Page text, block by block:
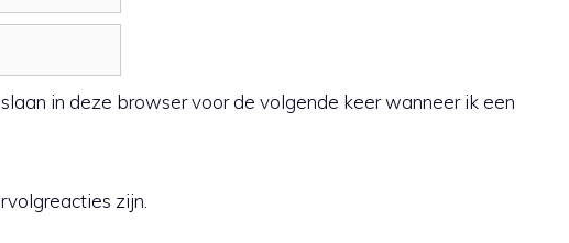
in deze browser voor de volgende keer wanneer ik een
zijn.